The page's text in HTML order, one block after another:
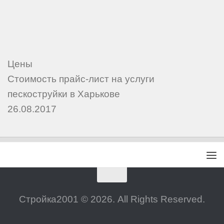
Цены
Стоимость прайс-лист на услуги
пескоструйки в Харькове
26.08.2017
Стройка2001 © 2026. All Rights Reserved.